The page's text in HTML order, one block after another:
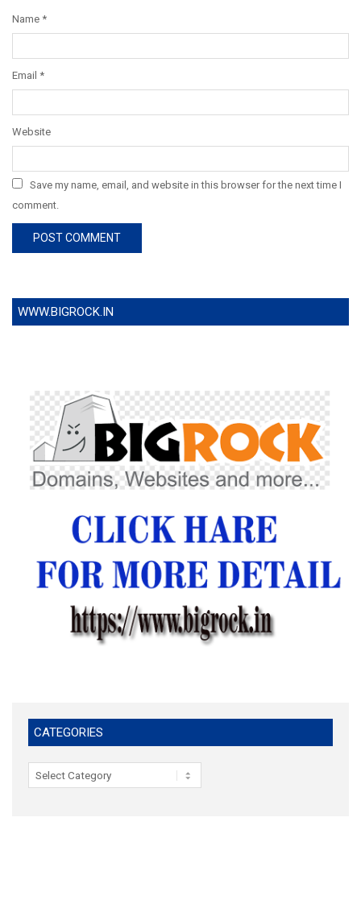
Name *
Email *
Website
Save my name, email, and website in this browser for the next time I
comment.
WWW.BIGROCK.IN
CATEGORIES
Categories